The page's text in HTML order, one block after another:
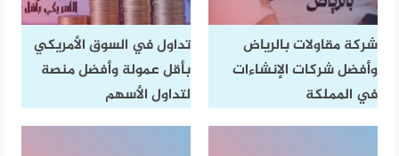
شركة مقاولات بالرياض
وأفضل شركات الإنشاءات
في المملكة
تداول في السوق الأمريكي
بأقل عمولة وأفضل منصة
لتداول الأسهم